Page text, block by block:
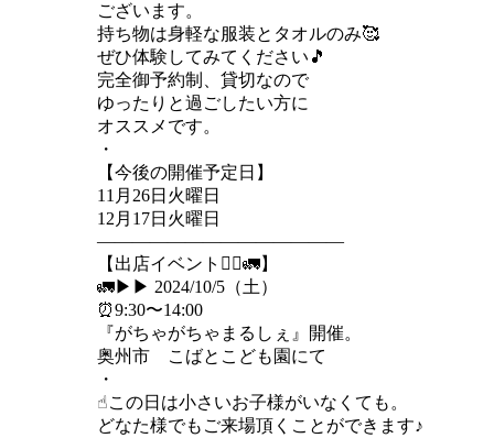
ございます。
持ち物は身軽な服装とタオルのみ🥰
ぜひ体験してみてください🎵
完全御予約制、貸切なので
ゆったりと過ごしたい方に
オススメです。
・
【今後の開催予定日】
11月26日火曜日
12月17日火曜日
——————————————
【出店イベント🏃‍♂️🚛】
🚛▶︎▶︎ 2024/10/5（土）
⏰9:30〜14:00
『がちゃがちゃまるしぇ』開催。
奥州市 こばとこども園にて
・
☝︎この日は小さいお子様がいなくても。
どなた様でもご来場頂くことができます♪